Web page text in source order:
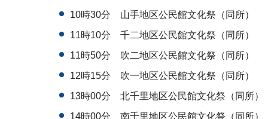
10時30分 山手地区公民館文化祭（同所）
11時10分 千二地区公民館文化祭（同所）
11時50分 吹二地区公民館文化祭（同所）
12時15分 吹一地区公民館文化祭（同所）
13時00分 北千里地区公民館文化祭（同所）
14時00分 南千里地区公民館文化祭（同所）